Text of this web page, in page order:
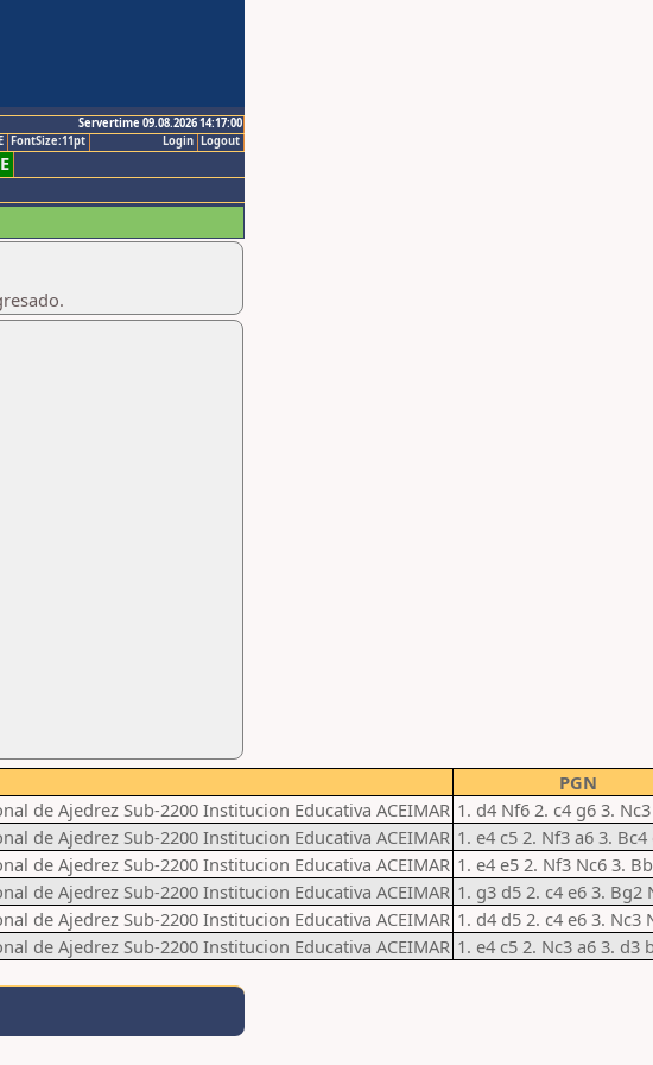
Servertime 09.08.2026 14:17:00
Logout
Login
FontSize:11pt
PGN
de Ajedrez Sub-2200 Institucion Educativa ACEIMAR 1. d4 Nf6 2. c4 g6 3.
de Ajedrez Sub-2200 Institucion Educativa ACEIMAR 1. e4 c5 2. Nf3 a6 3. Bc4
de Ajedrez Sub-2200 Institucion Educativa ACEIMAR 1. e4 e5 2. Nf3 Nc6 3.
de Ajedrez Sub-2200 Institucion Educativa ACEIMAR 1. g3 d5 2. c4 e6 3. Bg2
de Ajedrez Sub-2200 Institucion Educativa ACEIMAR 1. d4 d5 2. c4 e6 3. Nc3
de Ajedrez Sub-2200 Institucion Educativa ACEIMAR 1. e4 c5 2. Nc3 a6 3. d3